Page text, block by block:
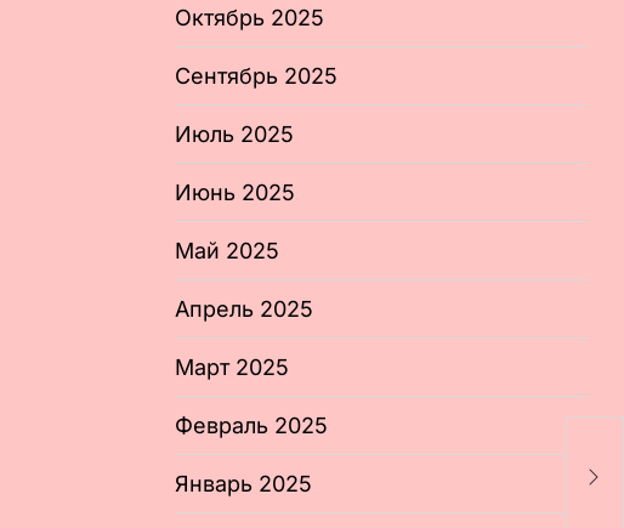
Октябрь 2025
Сентябрь 2025
Июль 2025
Июнь 2025
Май 2025
Апрель 2025
Март 2025
Февраль 2025
Январь 2025